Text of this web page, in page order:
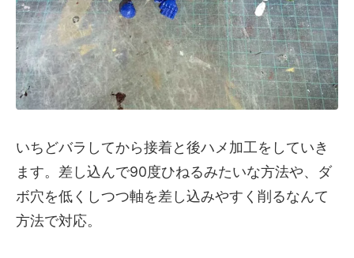
いちどバラしてから接着と後ハメ加工をしていき
ます。差し込んで90度ひねるみたいな方法や、ダ
ボ穴を低くしつつ軸を差し込みやすく削るなんて
方法で対応。